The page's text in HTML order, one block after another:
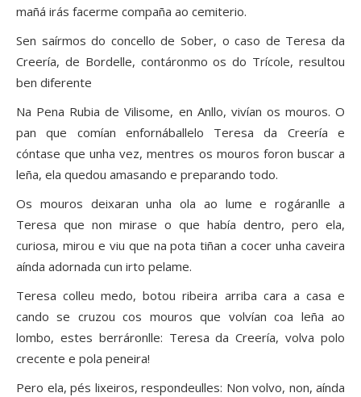
mañá irás facerme compaña ao cemiterio.
Sen saírmos do concello de Sober, o caso de Teresa da
Creería, de Bordelle, contáronmo os do Trícole, resultou
ben diferente
Na Pena Rubia de Vilisome, en Anllo, vivían os mouros. O
pan que comían enfornáballelo Teresa da Creería e
cóntase que unha vez, mentres os mouros foron buscar a
leña, ela quedou amasando e preparando todo.
Os mouros deixaran unha ola ao lume e rogáranlle a
Teresa que non mirase o que había dentro, pero ela,
curiosa, mirou e viu que na pota tiñan a cocer unha caveira
aínda adornada cun irto pelame.
Teresa colleu medo, botou ribeira arriba cara a casa e
cando se cruzou cos mouros que volvían coa leña ao
lombo, estes berráronlle: Teresa da Creería, volva polo
crecente e pola peneira!
Pero ela, pés lixeiros, respondeulles: Non volvo, non, aínda